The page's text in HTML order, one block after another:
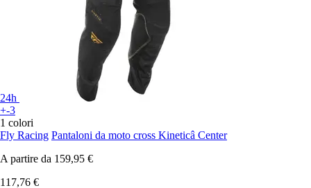
24h
+-3
1 colori
Fly Racing Pantaloni da moto cross Kineticâ Center
A partire da 159,95 €
117,76 €